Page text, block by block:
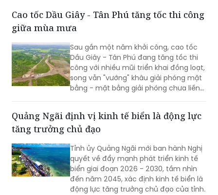
Cao tốc Dầu Giây - Tân Phú tăng tốc thi công
giữa mùa mưa
Sau gần một năm khởi công, cao tốc
Dầu Giây - Tân Phú đang tăng tốc thi
công với nhiều mũi triển khai đồng loạt,
song vẫn "vướng" khâu giải phóng mặt
bằng - mặt bằng giải phóng chưa liền
Quảng Ngãi định vị kinh tế biển là động lực
tăng trưởng chủ đạo
Tỉnh ủy Quảng Ngãi mới ban hành Nghị
quyết về đẩy mạnh phát triển kinh tế
biển giai đoạn 2026 - 2030, tầm nhìn
đến năm 2045, xác định kinh tế biển là
động lực tăng trưởng chủ đạo của tỉnh.